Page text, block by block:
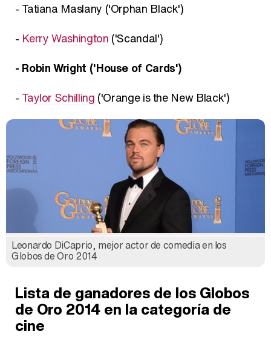
- Tatiana Maslany ('Orphan Black')
- Kerry Washington ('Scandal')
- Robin Wright ('House of Cards')
- Taylor Schilling ('Orange is the New Black')
Leonardo DiCaprio, mejor actor de comedia en los
Globos de Oro 2014
Lista de ganadores de los Globos
de Oro 2014 en la categoría de
cine